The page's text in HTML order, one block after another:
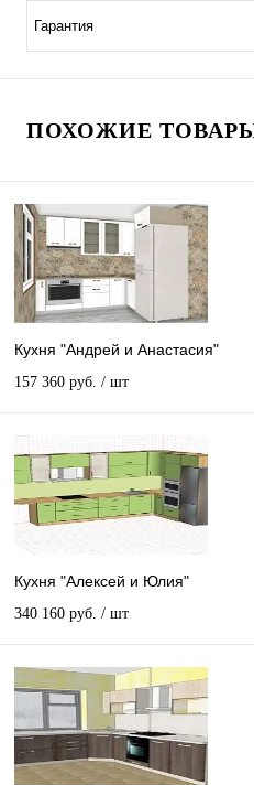
Гарантия
ПОХОЖИЕ
Кухня "Андрей и Анастасия"
157 360 руб. / шт
Кухня "Алексей и Юлия"
340 160 руб. / шт